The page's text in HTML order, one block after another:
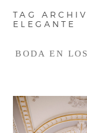
TAG
ELEGANTE
BODA EN